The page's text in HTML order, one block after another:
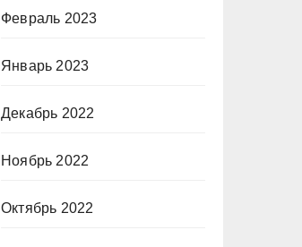
Февраль 2023
Январь 2023
Декабрь 2022
Ноябрь 2022
Октябрь 2022